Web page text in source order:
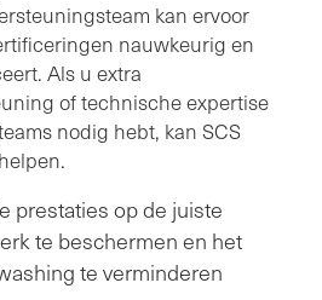
kan ervoor
nauwkeurig en
Als u extra
of technische expertise
nodig hebt, kan SCS
prestaties op de juiste
te beschermen en het
te verminderen